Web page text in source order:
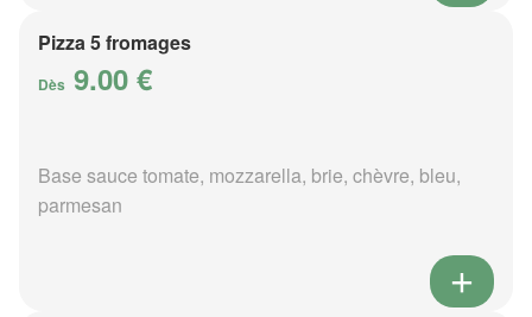
Pizza 5 fromages
Dès 9.00 €
Base sauce tomate, mozzarella, brie, chèvre, bleu,
parmesan